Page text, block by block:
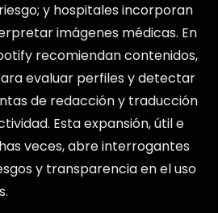
y hospitales incorporan
imágenes médicas. En
recomiendan contenidos,
evaluar perfiles y detectar
de redacción y traducción
Esta expansión, útil e
veces, abre interrogantes
y transparencia en el uso